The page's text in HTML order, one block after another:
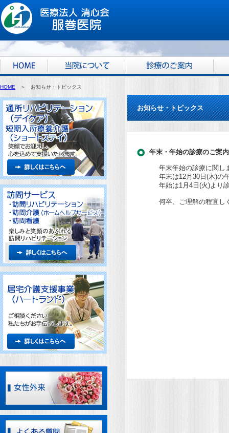
HOME ＞ お知らせ・トピックス
お知らせ・トピックス
年末・年始の診療のご案内
年末年始の診療に関し
年末は12月30日(木)の
年始は1月4日(火)より
何卒、ご理解の程宜し